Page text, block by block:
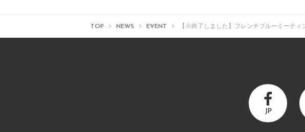
TOP NEWS EVENT 【※終了しました】フレンチブルーミーテ
JP